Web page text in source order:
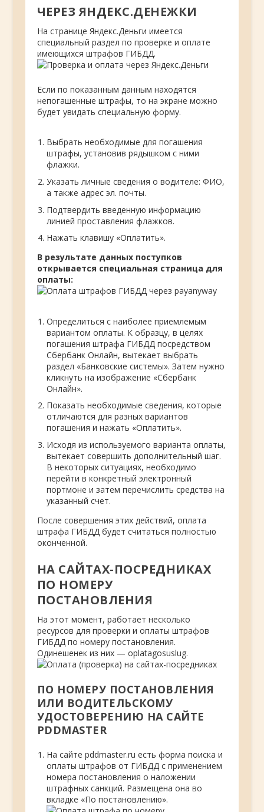
ЧЕРЕЗ ЯНДЕКС.ДЕНЕЖКИ
На странице Яндекс.Деньги имеется
специальный раздел по проверке и оплате
имеющихся штрафов ГИБДД.
Если по показанным данным находятся
непогашенные штрафы, то на экране можно
будет увидать специальную форму.
Выбрать необходимые для погашения
штрафы, установив рядышком с ними
флажки.
Указать личные сведения о водителе: ФИО,
а также адрес эл. почты.
Подтвердить введенную информацию
линией проставления флажков.
Нажать клавишу «Оплатить».
В результате данных поступков
открывается специальная страница для
оплаты:
Определиться с наиболее приемлемым
вариантом оплаты. К образцу, в целях
погашения штрафа ГИБДД посредством
Сбербанк Онлайн, вытекает выбрать
раздел «Банковские системы». Затем нужно
кликнуть на изображение «Сбербанк
Онлайн».
Показать необходимые сведения, которые
отличаются для разных вариантов
погашения и нажать «Оплатить».
Исходя из используемого варианта оплаты,
вытекает совершить дополнительный шаг.
В некоторых ситуациях, необходимо
перейти в конкретный электронный
портмоне и затем перечислить средства на
указанный счет.
После совершения этих действий, оплата
штрафа ГИБДД будет считаться полностью
оконченной.
НА САЙТАХ-ПОСРЕДНИКАХ
ПО НОМЕРУ
ПОСТАНОВЛЕНИЯ
На этот момент, работает несколько
ресурсов для проверки и оплаты штрафов
ГИБДД по номеру постановления.
Одинешенек из них — oplatagosuslug.
ПО НОМЕРУ ПОСТАНОВЛЕНИЯ
ИЛИ ВОДИТЕЛЬСКОМУ
УДОСТОВЕРЕНИЮ НА САЙТЕ
PDDMASTER
На сайте pddmaster.ru есть форма поиска и
оплаты штрафов от ГИБДД с применением
номера постановления о наложении
штрафных санкций. Размещена она во
вкладке «По постановлению».